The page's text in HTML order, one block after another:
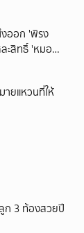
งออก 'พิรง
ะสิทธิ์ 'หมอ
น้าที่
ายแหวนที่ให้
ก 3 ท้องสวยปี